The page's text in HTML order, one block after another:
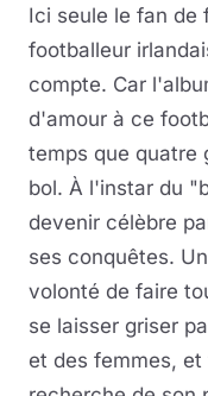
Ici seule le fan de
footballeur
compte. Car
d'amour à ce
temps que quatre
bol. À l'instar du
devenir célèbre
ses conquêtes.
volonté de faire
se laisser griser
et des femmes,